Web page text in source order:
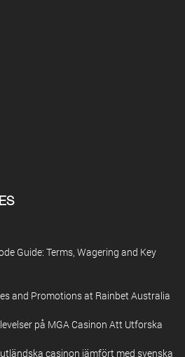
Guide: Terms, Wagering and Key
and Promotions at Rainbet Australia
på MGA Casinon Att Utforska
casinon jämfört med svenska